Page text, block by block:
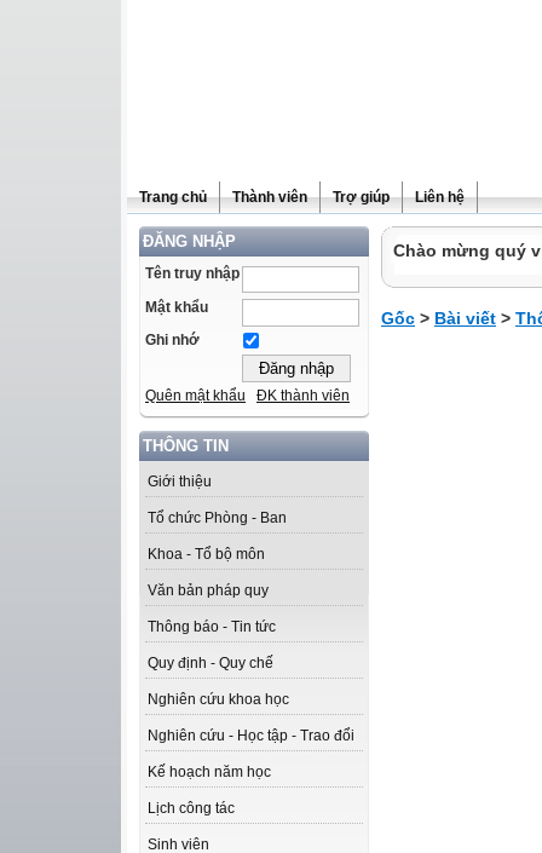
Trang chủ Thành viên Trợ giúp Liên hệ
ĐĂNG NHẬP
Tên truy nhập
Mật khẩu
Ghi nhớ
Quên mật khẩu ĐK thành viên
THÔNG TIN
Giới thiệu
Tổ chức Phòng - Ban
Khoa - Tổ bộ môn
Văn bản pháp quy
Thông báo - Tin tức
Quy định - Quy chế
Nghiên cứu khoa học
Nghiên cứu - Học tập - Trao đổi
Kế hoạch năm học
Lịch công tác
Sinh viên
Chào mừng quý
Gốc > Bài viết >